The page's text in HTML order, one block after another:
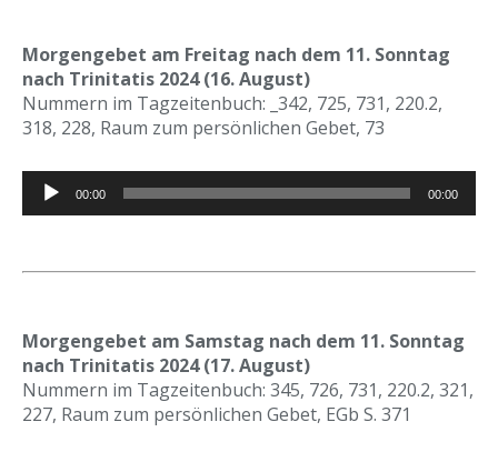
Morgengebet am Freitag nach dem 11. Sonntag
nach Trinitatis 2024 (16. August)
Nummern im Tagzeitenbuch: _342, 725, 731, 220.2,
318, 228, Raum zum persönlichen Gebet, 73
Audio-
Player
00:00 00:00
Morgengebet am Samstag nach dem 11. Sonntag
nach Trinitatis 2024 (17. August)
Nummern im Tagzeitenbuch: 345, 726, 731, 220.2, 321,
227, Raum zum persönlichen Gebet, EGb S. 371